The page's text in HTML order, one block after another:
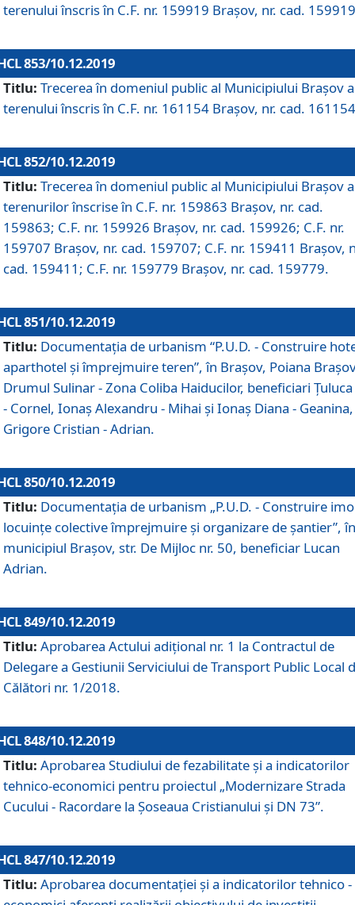
terenului înscris în C.F. nr. 159919 Brașov, nr. cad.
853/10.12.2019
Titlu: Trecerea în domeniul public al Municipiului Braşov a
terenului înscris în C.F. nr. 161154 Brașov, nr. cad.
852/10.12.2019
Titlu: Trecerea în domeniul public al Municipiului Braşov a
terenurilor înscrise în C.F. nr. 159863 Brașov, nr. cad.
159863; C.F. nr. 159926 Brașov, nr. cad. 159926; C.F. nr.
159707 Brașov, nr. cad. 159707; C.F. nr. 159411 Brașov,
cad. 159411; C.F. nr. 159779 Brașov, nr. cad. 159779.
851/10.12.2019
Titlu: Documentaţia de urbanism “P.U.D. - Construire
aparthotel şi împrejmuire teren”, în Braşov, Poiana
Drumul Sulinar - Zona Coliba Haiducilor, beneficiari
- Cornel, Ionaş Alexandru - Mihai şi Ionaş Diana - Geanina,
Grigore Cristian - Adrian.
850/10.12.2019
Titlu: Documentaţia de urbanism „P.U.D. - Construire
locuințe colective împrejmuire și organizare de șantier”, în
municipiul Braşov, str. De Mijloc nr. 50, beneficiar Lucan
Adrian.
849/10.12.2019
Titlu: Aprobarea Actului adiţional nr. 1 la Contractul de
Delegare a Gestiunii Serviciului de Transport Public Local
Călători nr. 1/2018.
848/10.12.2019
Titlu: Aprobarea Studiului de fezabilitate şi a indicatorilor
tehnico-economici pentru proiectul „Modernizare Strada
Cucului - Racordare la Șoseaua Cristianului și DN 73”.
847/10.12.2019
Titlu: Aprobarea documentației și a indicatorilor tehnico -